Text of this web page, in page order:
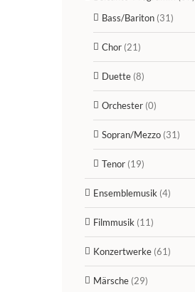
Bass/Bariton (31)
Chor (21)
Duette (8)
Orchester (0)
Sopran/Mezzo (31)
Tenor (19)
Ensemblemusik (4)
Filmmusik (11)
Konzertwerke (61)
Märsche (29)